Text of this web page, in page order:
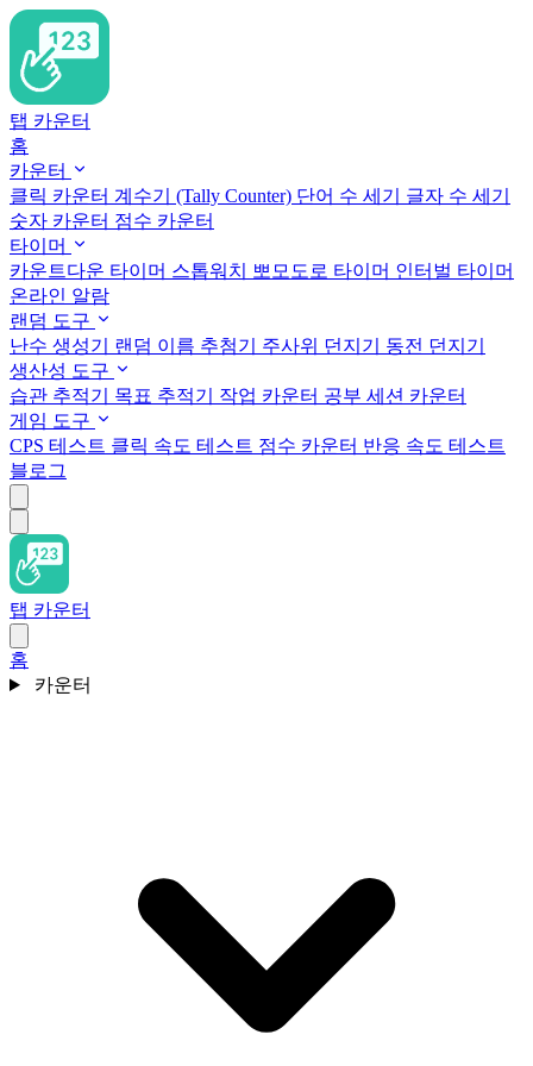
탭 카운터
홈
카운터
클릭 카운터 계수기 (Tally Counter) 단어 수 세기 글자 수 세기
숫자 카운터 점수 카운터
타이머
카운트다운 타이머 스톱워치 뽀모도로 타이머 인터벌 타이머
온라인 알람
랜덤 도구
난수 생성기 랜덤 이름 추첨기 주사위 던지기 동전 던지기
생산성 도구
습관 추적기 목표 추적기 작업 카운터 공부 세션 카운터
게임 도구
CPS 테스트 클릭 속도 테스트 점수 카운터 반응 속도 테스트
블로그
탭 카운터
홈
카운터